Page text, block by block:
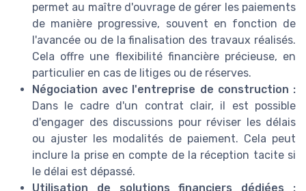
permet au maître d'ouvrage de gérer les paiements
de manière progressive, souvent en fonction de
l'avancée ou de la finalisation des travaux réalisés.
Cela offre une flexibilité financière précieuse, en
particulier en cas de litiges ou de réserves.
Négociation avec l'entreprise de construction :
Dans le cadre d'un contrat clair, il est possible
d'engager des discussions pour réviser les délais
ou ajuster les modalités de paiement. Cela peut
inclure la prise en compte de la réception tacite si
le délai est dépassé.
Utilisation de solutions financiers dédiées :